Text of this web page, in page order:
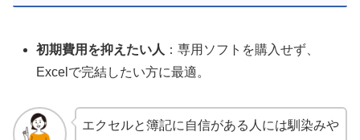
初期費用を抑えたい人 ：専用ソフトを購入せず、
Excelで完結したい方に最適。
エクセルと簿記に自信がある人には馴染みや